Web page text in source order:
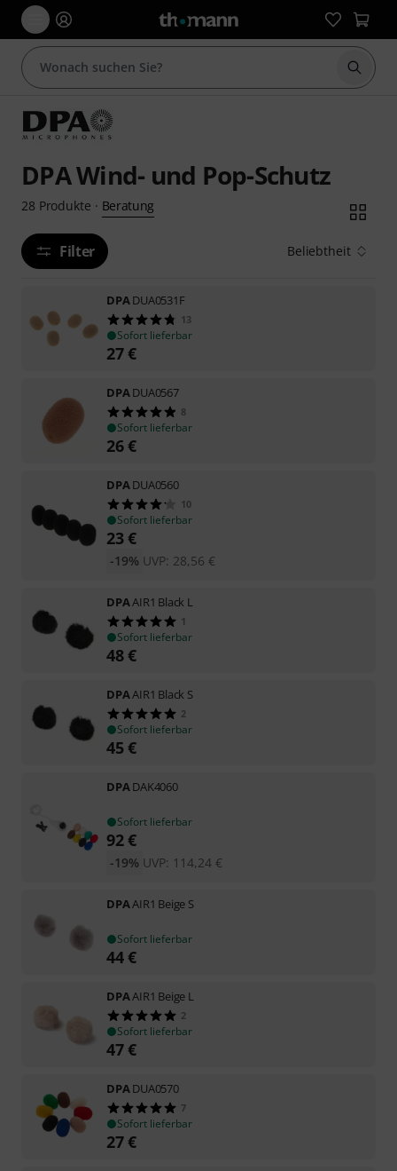
Suche
DPA Wind- und Pop-Schutz
28 Produkte · Beratung
Filter Beliebtheit
DPADUA0531F
13
Sofort lieferbar
27€
DPADUA0567
8
Sofort lieferbar
26€
DPADUA0560
10
Sofort lieferbar
23€
UVP: 28,56 €
-19%
DPAAIR1 Black L
1
Sofort lieferbar
48€
DPAAIR1 Black S
2
Sofort lieferbar
45€
DPADAK4060
Sofort lieferbar
92€
UVP: 114,24 €
-19%
DPAAIR1 Beige S
Sofort lieferbar
44€
DPAAIR1 Beige L
2
Sofort lieferbar
47€
DPADUA0570
7
Sofort lieferbar
27€